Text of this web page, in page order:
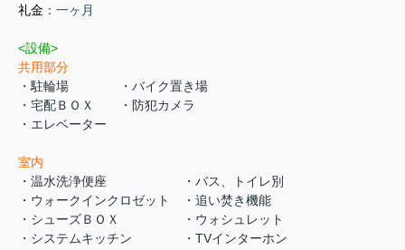
礼金 ：一ヶ月
<設備>
共用部分
・駐輪場 ・バイク置き場
・宅配ＢＯＸ ・防犯カメラ
・エレベーター
室内
・温水洗浄便座 ・バス、トイレ別
・ウォークインクロゼット ・追い焚き機能
・シューズＢＯＸ ・ウォシュレット
・システムキッチン ・TVインターホン